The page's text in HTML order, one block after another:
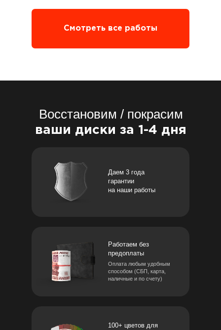
Смотреть все работы
Даем 3 года
гарантии
на наши работы
Работаем без
предоплаты
100+ цветов для
Оплата любым удобным
способом (СБП, карта,
наличные и по счету)
Восстановим / покрасим
ваши диски за 1-4 дня